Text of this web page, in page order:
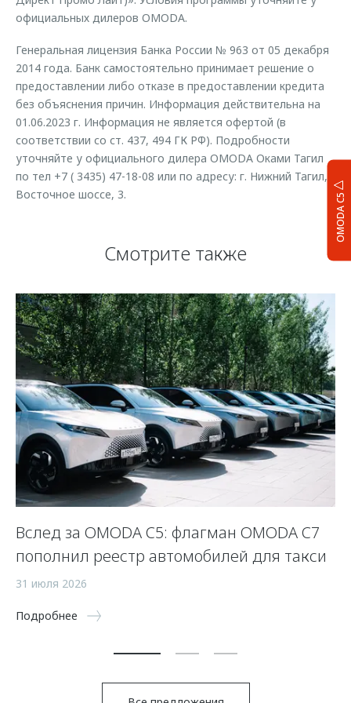
OMODA C5
официальных дилеров OMODA.
Генеральная лицензия Банка России № 963 от 05 декабря
2014 года. Банк самостоятельно принимает решение о
предоставлении либо отказе в предоставлении кредита
без объяснения причин. Информация действительна на
01.06.2023 г. Информация не является офертой (в
соответствии со ст. 437, 494 ГК РФ). Подробности
уточняйте у официального дилера ОМODA Оками Тагил
по тел +7 ( 3435) 47-18-08 или по адресу: г. Нижний Тагил,
Восточное шоссе, 3.
Смотрите также
Вслед за OMODA C5: флагман OMODA C7
пополнил реестр автомобилей для такси
31 июля 2026
Подробнее